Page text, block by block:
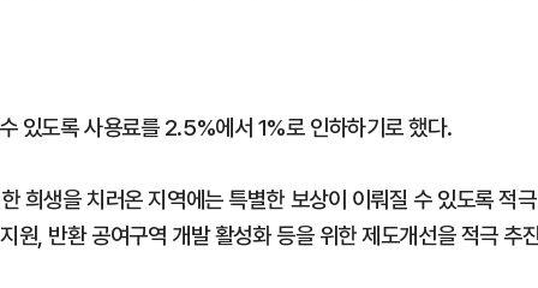
있도록 사용료를 2.5%에서 1%로 인하하기로 했다.
희생을 치러온 지역에는 특별한 보상이 이뤄질 수 있도록 적극
원, 반환 공여구역 개발 활성화 등을 위한 제도개선을 적극 추